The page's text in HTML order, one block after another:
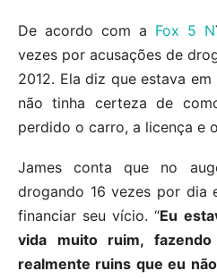
De acordo com a Fox 5 N
vezes por acusações de
2012. Ela diz que estava
não tinha certeza de
perdido o carro, a licença e
James conta que no
drogando 16 vezes por dia
financiar seu vício. “Eu
vida muito ruim,
realmente ruins que eu